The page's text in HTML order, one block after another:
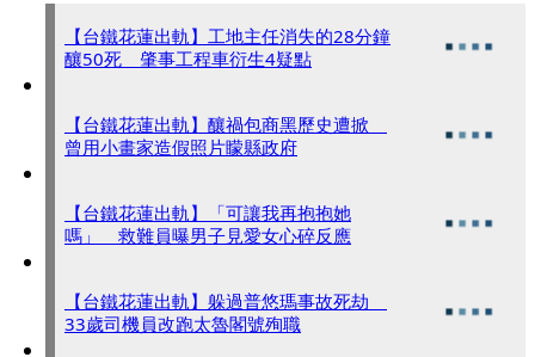
【台鐵花蓮出軌】工地主任消失的28分鐘
釀50死 肇事工程車衍生4疑點
【台鐵花蓮出軌】釀禍包商黑歷史遭掀
曾用小畫家造假照片矇縣政府
【台鐵花蓮出軌】「可讓我再抱抱她
嗎」 救難員曝男子見愛女心碎反應
【台鐵花蓮出軌】躲過普悠瑪事故死劫
33歲司機員改跑太魯閣號殉職